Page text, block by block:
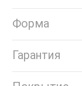
Форма
Гарантия